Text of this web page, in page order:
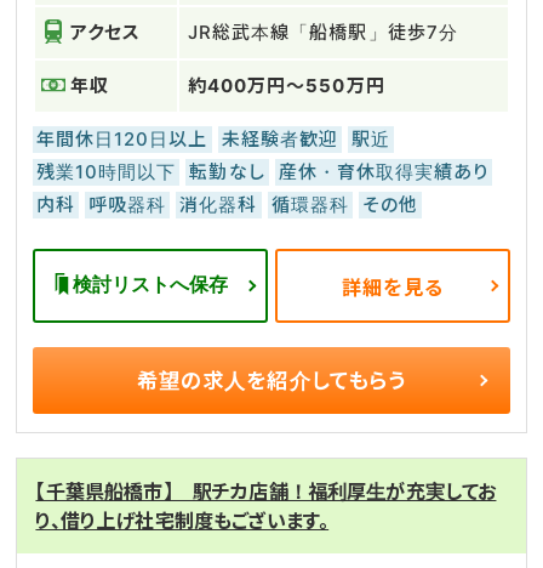
アクセス JR総武本線「船橋駅」徒歩7分
年収 約400万円～550万円
年間休日120日以上 未経験者歓迎
駅近
残業10時間以下
転勤なし
産休・育休取得実績あり
内科
呼吸器科 消化器科 循環器科 その他
検討リストへ保存 詳細を見る
希望の求人を紹介してもらう
【千葉県船橋市】 駅チカ店舗！福利厚生が充実してお
り、借り上げ社宅制度もございます。